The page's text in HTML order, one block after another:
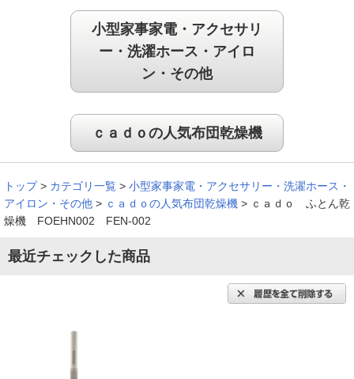
手軽でコンパクトなのに機能はすごい！
すぐに暖かくなります。前はホ－スをつなげて少し面倒に感じ
すごくて、購入して良かったです。
60代
あたたかいが、少し音が大きい。
寝る前にセットしておくと布団の中があたたかく、すぐに眠る
東京都80代以上A.A様）
小型家事家電・アクセサリ
ー・洗濯ホース・アイロ
ン・その他
ｃａｄｏの人気布団乾燥機
トップ > カテゴリ一覧 > 小型家事家電・アクセサリー・洗濯ホース・
アイロン・その他 > ｃａｄｏの人気布団乾燥機 > ｃａｄｏ ふとん乾
燥機 FOEHN002 FEN-002
最近チェックした商品